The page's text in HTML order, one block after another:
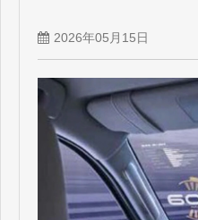
2026年05月15日